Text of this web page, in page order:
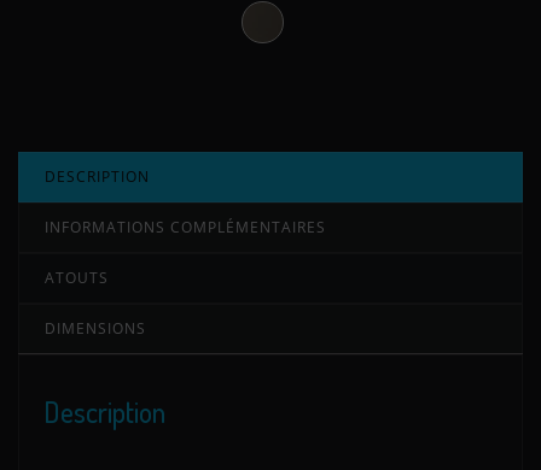
Titane
DESCRIPTION
INFORMATIONS COMPLÉMENTAIRES
ATOUTS
DIMENSIONS
Description